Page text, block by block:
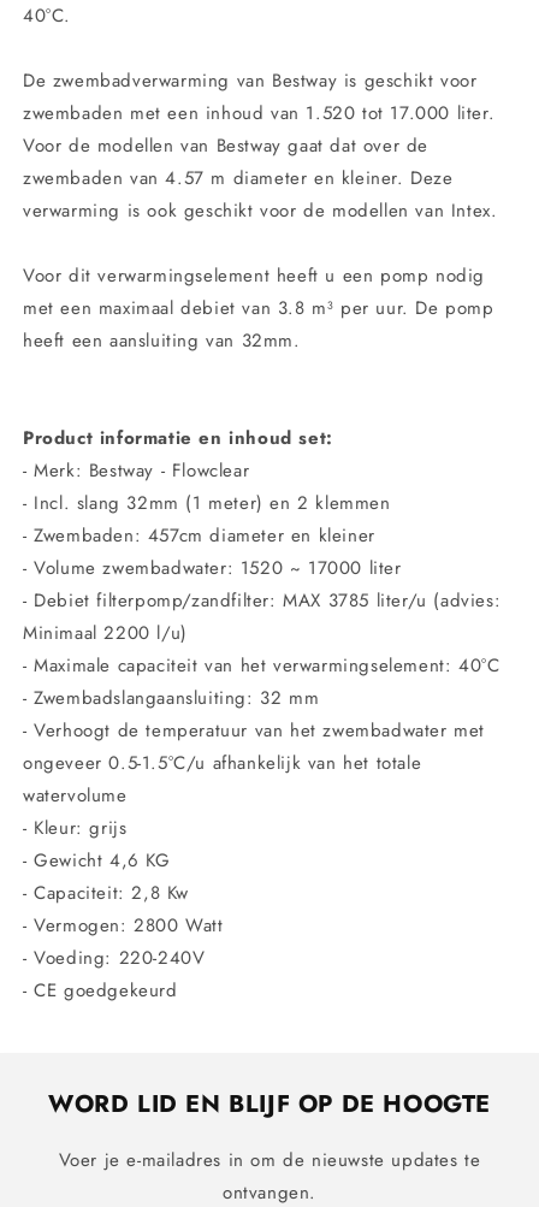
40°C.
De zwembadverwarming van Bestway is geschikt voor
zwembaden met een inhoud van 1.520 tot 17.000 liter.
Voor de modellen van Bestway gaat dat over de
zwembaden van 4.57 m diameter en kleiner. Deze
verwarming is ook geschikt voor de modellen van Intex.
Voor dit verwarmingselement heeft u een pomp nodig
met een maximaal debiet van 3.8 m³ per uur. De pomp
heeft een aansluiting van 32mm.
Product informatie en inhoud set:
- Merk: Bestway - Flowclear
- Incl. slang 32mm (1 meter) en 2 klemmen
- Zwembaden: 457cm diameter en kleiner
- Volume zwembadwater: 1520 ~ 17000 liter
- Debiet filterpomp/zandfilter: MAX 3785 liter/u (advies:
Minimaal 2200 l/u)
- Maximale capaciteit van het verwarmingselement: 40°C
- Zwembadslangaansluiting: 32 mm
- Verhoogt de temperatuur van het zwembadwater met
ongeveer 0.5-1.5°C/u afhankelijk van het totale
watervolume
- Kleur: grijs
- Gewicht 4,6 KG
- Capaciteit: 2,8 Kw
- Vermogen: 2800 Watt
- Voeding: 220-240V
- CE goedgekeurd
WORD LID EN BLIJF OP DE HOOGTE
Voer je e-mailadres in om de nieuwste updates te
ontvangen.